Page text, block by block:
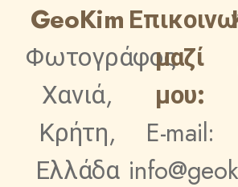
GeoKim
Φωτογράφος
Χανιά,
Κρήτη,
Ελλάδα
μαζί
μου:
E-mail: